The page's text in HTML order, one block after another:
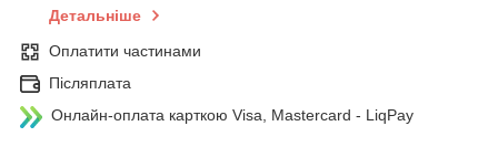
Детальніше
Оплатити частинами
Післяплата
Онлайн-оплата карткою Visa, Mastercard - LiqPay